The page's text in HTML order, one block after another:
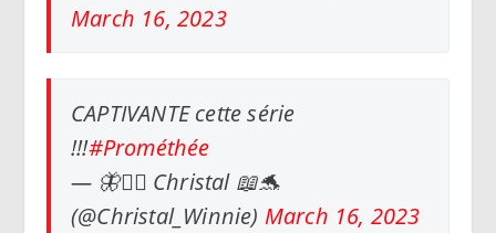
March 16, 2023
CAPTIVANTE cette série
!!!#Prométhée
— 🦋✍🏻 Christal 📖🐬
(@Christal_Winnie) March 16, 2023